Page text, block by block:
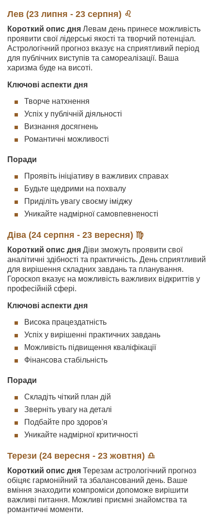
Лев (23 липня - 23 серпня) ♌
Короткий опис дня Левам день принесе можливість
проявити свої лідерські якості та творчий потенціал.
Астрологічний прогноз вказує на сприятливий період
для публічних виступів та самореалізації. Ваша
харизма буде на висоті.
Ключові аспекти дня
Творче натхнення
Успіх у публічній діяльності
Визнання досягнень
Романтичні можливості
Поради
Проявіть ініціативу в важливих справах
Будьте щедрими на похвалу
Приділіть увагу своєму іміджу
Уникайте надмірної самовпевненості
Діва (24 серпня - 23 вересня) ♍
Короткий опис дня Діви зможуть проявити свої
аналітичні здібності та практичність. День сприятливий
для вирішення складних завдань та планування.
Гороскоп вказує на можливість важливих відкриттів у
професійній сфері.
Ключові аспекти дня
Висока працездатність
Успіх у вирішенні практичних завдань
Можливість підвищення кваліфікації
Фінансова стабільність
Поради
Складіть чіткий план дій
Зверніть увагу на деталі
Подбайте про здоров'я
Уникайте надмірної критичності
Терези (24 вересня - 23 жовтня) ♎
Короткий опис дня Терезам астрологічний прогноз
обіцяє гармонійний та збалансований день. Ваше
вміння знаходити компроміси допоможе вирішити
важливі питання. Можливі приємні знайомства та
романтичні моменти.